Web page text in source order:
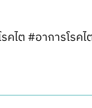
#อาการโรคไ